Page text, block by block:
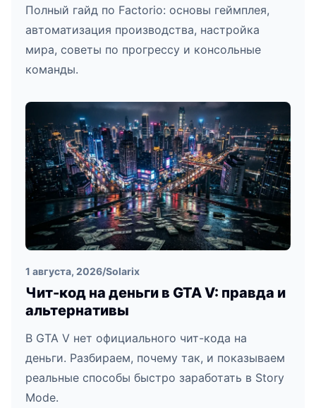
Полный гайд по Factorio: основы геймплея,
автоматизация производства, настройка
мира, советы по прогрессу и консольные
команды.
1 августа, 2026/Solarix
Чит-код на деньги в GTA V: правда и
альтернативы
В GTA V нет официального чит-кода на
деньги. Разбираем, почему так, и показываем
реальные способы быстро заработать в Story
Mode.